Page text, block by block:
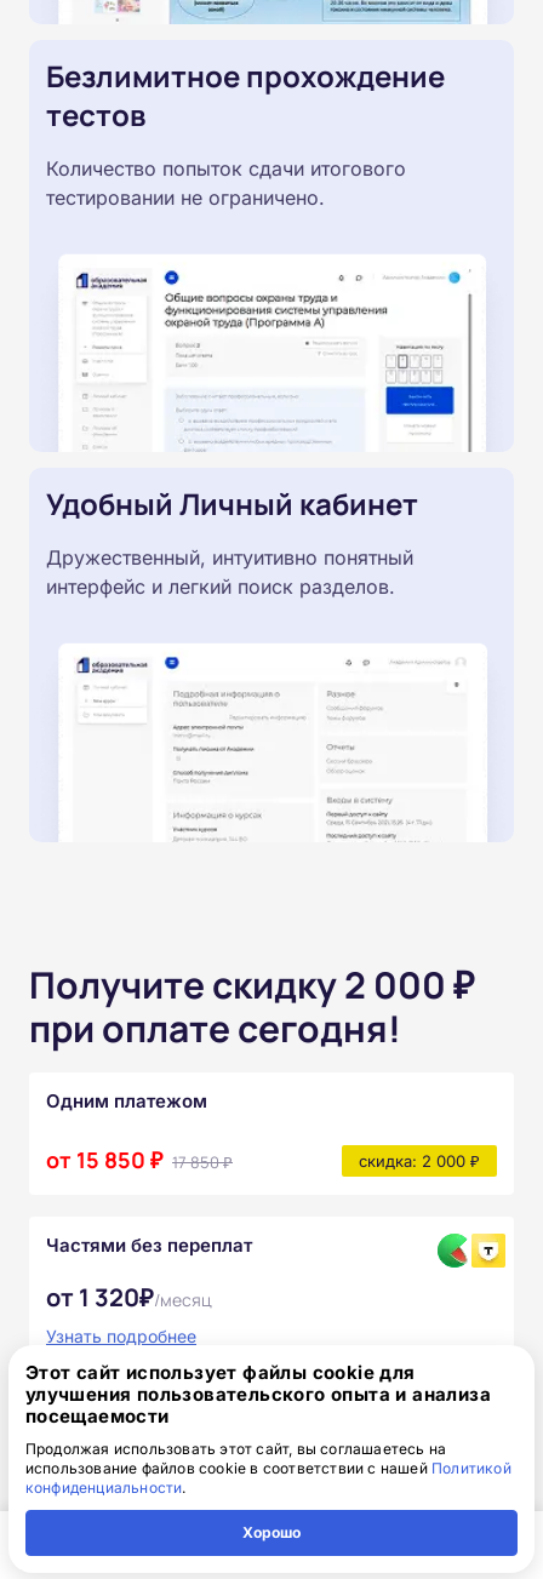
Безлимитное прохождение
тестов
Количество попыток сдачи итогового
тестировании не ограничено.
Удобный Личный кабинет
Дружественный, интуитивно понятный
интерфейс и легкий поиск разделов.
Получите скидку 2 000 ₽
при оплате сегодня!
Одним платежом
от 15 850 ₽ 17 850 ₽ скидка: 2 000 ₽
Частями без переплат
от 1 320₽/месяц
Узнать подробнее
После прохождения курса вы получите:
Полный комплект официальных
документов
Доступ к онлайн-платформе Академии
Этот сайт использует файлы cookie для
улучшения пользовательского опыта и анализа
посещаемости
Продолжая использовать этот сайт, вы соглашаетесь на
использование файлов cookie в соответствии с нашей Политикой
конфиденциальности.
Хорошо